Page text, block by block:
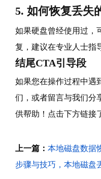
5. 如何恢复丢失
如果硬盘曾经使用过，
复，建议在专业人士指
结尾CTA引导段
如果您在操作过程中遇
们，或者留言与我们分
供帮助！点击下方链接
上一篇： 本地磁盘数据
步骤与技巧，本地磁盘